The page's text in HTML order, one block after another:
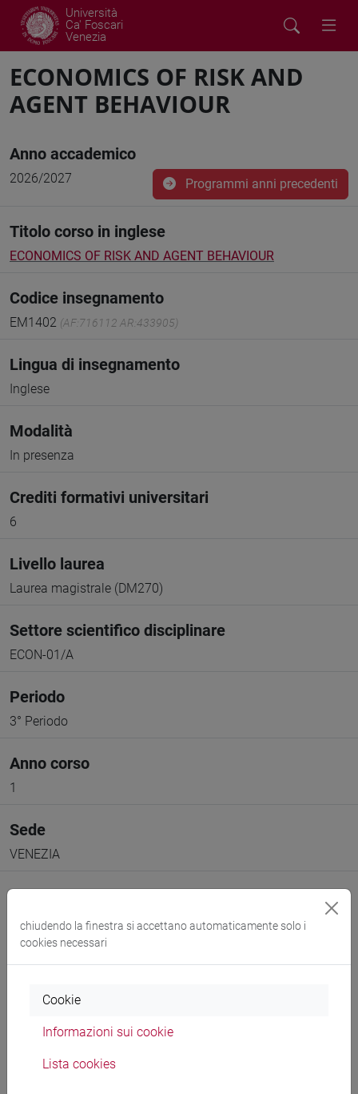
Università
Ca' Foscari
Venezia
ECONOMICS OF RISK AND
AGENT BEHAVIOUR
Anno accademico
2026/2027 Programmi anni precedenti
Titolo corso in inglese
ECONOMICS OF RISK AND AGENT BEHAVIOUR
Codice insegnamento
EM1402 (AF:716112 AR:433905)
Lingua di insegnamento
Inglese
Modalità
In presenza
Crediti formativi universitari
6
Livello laurea
Laurea magistrale (DM270)
Settore scientifico disciplinare
ECON-01/A
Periodo
3° Periodo
Anno corso
1
Sede
VENEZIA
Docenti e corsi di laurea
Programma
Docenti
chiudendo la finestra si accettano automaticamente solo i
cookies necessari
Cookie
Informazioni sui cookie
Lista cookies